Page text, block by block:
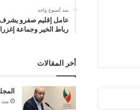
منذ أسبوع واحد
عامل إقليم صفرو يشرف
رباط الخير وجماعة
أخر المقالات
منذ 8 ساعات